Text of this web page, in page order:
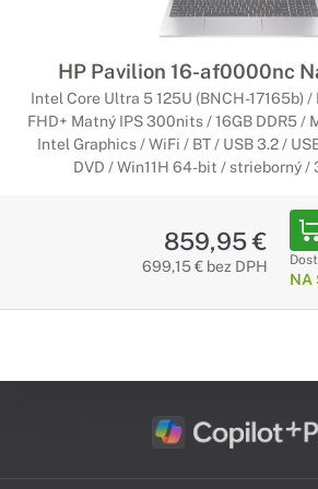
Notebooky HP Pavilion
Maximálne zobrazenie
Ak potrebujete notebook Pavilion s
notebooky sú pre Vás to pravé. 17 a
ponúka veľkú obrazovku, ktorá Vám
Herné notebooky HP
chladenie. Medzi najdôležitejšie
HP Pavilion 16-af0000nc
Intel Core Ultra 5 125U (BNCH-17165b)
FHD+ Matný IPS 300nits / 16GB DDR5 /
Intel Graphics / WiFi / BT / USB 3.2 /
DVD / Win11H 64-bit / strieborný /
859,95 €
699,15 € bez DPH
NA